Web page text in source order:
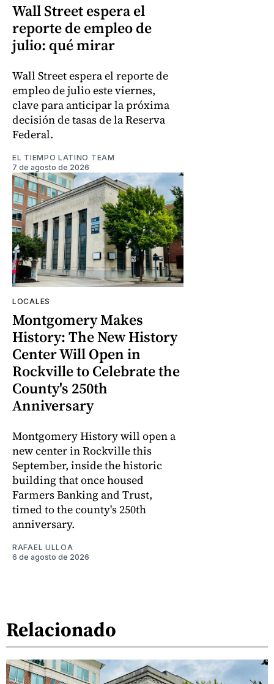
Wall Street espera el
reporte de empleo de
julio: qué mirar
Wall Street espera el reporte de
empleo de julio este viernes,
clave para anticipar la próxima
decisión de tasas de la Reserva
Federal.
EL TIEMPO LATINO TEAM
7 de agosto de 2026
LOCALES
Montgomery Makes
History: The New History
Center Will Open in
Rockville to Celebrate the
County's 250th
Anniversary
Montgomery History will open a
new center in Rockville this
September, inside the historic
building that once housed
Farmers Banking and Trust,
timed to the county's 250th
anniversary.
RAFAEL ULLOA
6 de agosto de 2026
Relacionado